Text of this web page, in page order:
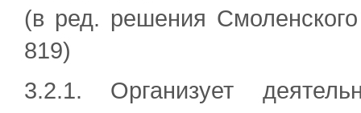
(в ред. решения
819)
3.2.1. Организует